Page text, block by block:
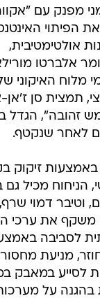
מפנק עם "אקווה
הפיתוי
אולטימטיבית,
אלברטו
מלוח האיקוני
תמצית סן
זהובה", הגדל
גם לאחר שנקטף.
זיקוק
הניחוח מכיל
וטיבר דמוי
משקף את ערכי
לסביבה
מניעת
לסייע במאבק
בהגנה על